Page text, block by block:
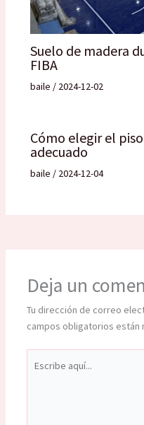
Suelo de madera
FIBA
baile / 2024-12-02
Cómo elegir el
adecuado
baile / 2024-12-04
Deja un
Tu dirección de correo
campos obligatorios están
aquí...